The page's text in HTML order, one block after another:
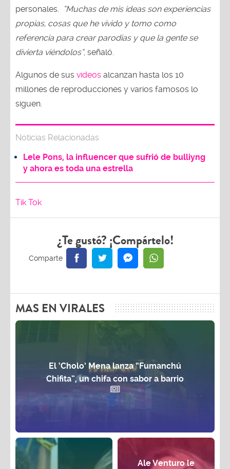
personales.
“Muchas de mis ideas son experiencias
propias, cosas que he vivido y tomo como
referencia para crear parodias y que la gente se
divierta viéndolos”, señaló.
Algunos de sus videos alcanzan hasta los 10
millones de reproducciones y varios famosos lo
siguen.
Noticias Relacionadas
Lele Pons, la influencer que sufrió de bulliyng
y ahora es toda una estrella
Tik Tok
¿Te gustó? ¡Compártelo!
MAS EN VIRALES
El ‘Cholo’ Mena lanza “Fumanchú
Chifita”, un chifa con sabor a barrio
Ale Venturo le